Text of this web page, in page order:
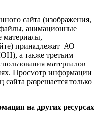
сайта (изображения,
анимационные
материалы,
принадлежат АО
а также третьим
материалов
Просмотр информации
сайта разрешается только
на других ресурсах